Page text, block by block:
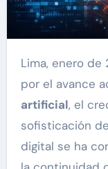
Lima, enero de 2026.- En un contexto marcado
por el avance
artificial, el
sofisticación
digital se ha